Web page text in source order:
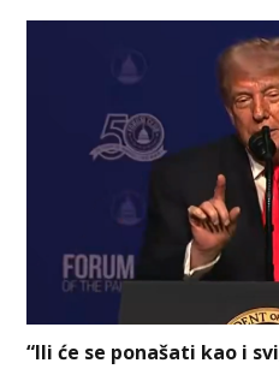
“Ili će se ponašati kao i